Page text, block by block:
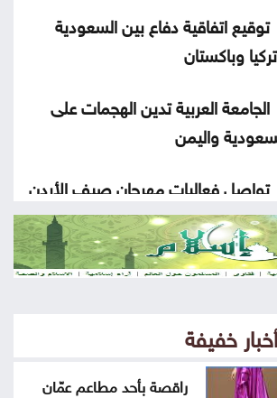
توقيع اتفاقية دفاع بين السعودية
وباكستان
الجامعة العربية تدين الهجمات على
واليمن
تواصل فعاليات مهرجان صيف الأردن
ارتفاع الأسهم البريطانية الجمعة
رسمياً اليوم
أخبار خفيفة
راقصة بأحد مطاعم عمّان